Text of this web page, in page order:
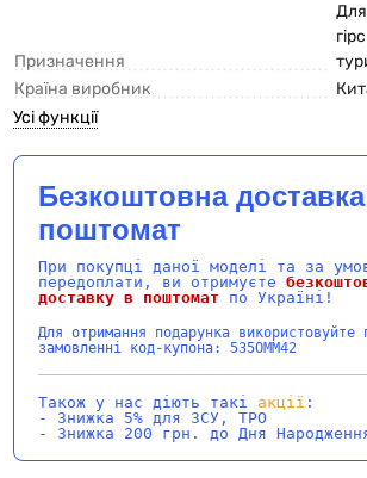
Призначення
Для
Країна виробник
Усі функції
Безкоштовна
поштомат
При покупці даної моделі та за
передоплати, ви отримуєте
доставку в поштомат по Україні!
Для отримання подарунка використовуйте
замовленні код-купона: 535OMM42
Також у нас діють такі акції :
- Знижка 5% для ЗСУ, ТРО
- Знижка 200 грн. до Дня